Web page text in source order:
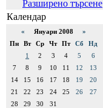
Разширено търсене
Календар
« Януари 2008 »
Пн
Вт Ср Чт Пт Сб
Нд
1
2 3 4 5
6
7
8 9 10 11 12
13
14
15 16 17 18 19
20
21
22 23 24 25 26
27
28
29 30 31